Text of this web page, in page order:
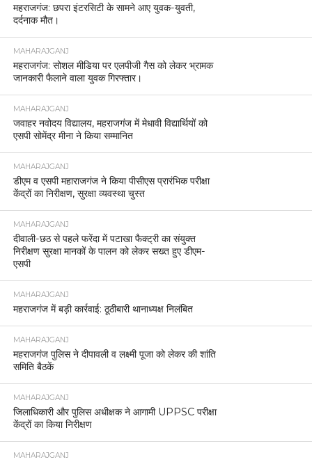
महराजगंज: छपरा इंटरसिटी के सामने आए युवक-युवती,
दर्दनाक मौत।
MAHARAJGANJ
महराजगंज: सोशल मीडिया पर एलपीजी गैस को लेकर भ्रामक
जानकारी फैलाने वाला युवक गिरफ्तार।
MAHARAJGANJ
जवाहर नवोदय विद्यालय, महराजगंज में मेधावी विद्यार्थियों को
एसपी सोमेंद्र मीना ने किया सम्मानित
MAHARAJGANJ
डीएम व एसपी महाराजगंज ने किया पीसीएस प्रारंभिक परीक्षा
केंद्रों का निरीक्षण, सुरक्षा व्यवस्था चुस्त
MAHARAJGANJ
दीवाली-छठ से पहले फरेंदा में पटाखा फैक्ट्री का संयुक्त
निरीक्षण सुरक्षा मानकों के पालन को लेकर सख्त हुए डीएम-
एसपी
MAHARAJGANJ
महराजगंज में बड़ी कार्रवाई: ठूठीबारी थानाध्यक्ष निलंबित
MAHARAJGANJ
महराजगंज पुलिस ने दीपावली व लक्ष्मी पूजा को लेकर की शांति
समिति बैठकें
MAHARAJGANJ
जिलाधिकारी और पुलिस अधीक्षक ने आगामी UPPSC परीक्षा
केंद्रों का किया निरीक्षण
MAHARAJGANJ